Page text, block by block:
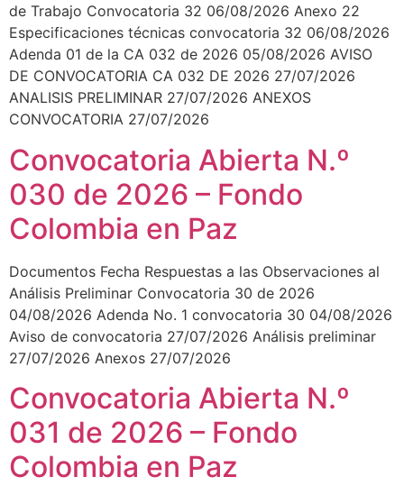
de Trabajo Convocatoria 32 06/08/2026 Anexo 22
Especificaciones técnicas convocatoria 32 06/08/2026
Adenda 01 de la CA 032 de 2026 05/08/2026 AVISO
DE CONVOCATORIA CA 032 DE 2026 27/07/2026
ANALISIS PRELIMINAR 27/07/2026 ANEXOS
CONVOCATORIA 27/07/2026
Convocatoria Abierta N.º
030 de 2026 – Fondo
Colombia en Paz
Documentos Fecha Respuestas a las Observaciones al
Análisis Preliminar Convocatoria 30 de 2026
04/08/2026 Adenda No. 1 convocatoria 30 04/08/2026
Aviso de convocatoria 27/07/2026 Análisis preliminar
27/07/2026 Anexos 27/07/2026
Convocatoria Abierta N.º
031 de 2026 – Fondo
Colombia en Paz